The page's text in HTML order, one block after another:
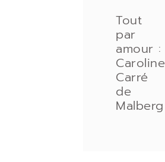
Tout
par
amour :
Caroline
Carré
de
Malberg